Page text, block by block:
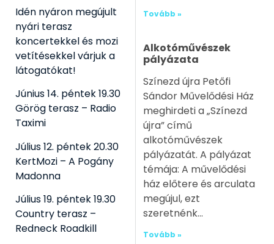
Idén nyáron megújult
nyári terasz
koncertekkel és mozi
vetítésekkel várjuk a
látogatókat!
Június 14. péntek 19.30
Görög terasz – Radio
Taximi
Július 12. péntek 20.30
KertMozi – A Pogány
Madonna
Július 19. péntek 19.30
Country terasz –
Redneck Roadkill
Tovább »
Alkotóművészek
pályázata
Színezd újra Petőfi
Sándor Művelődési Ház
meghirdeti a „Színezd
újra” című
alkotóművészek
pályázatát. A pályázat
témája: A művelődési
ház előtere és arculata
megújul, ezt
szeretnénk
Tovább »